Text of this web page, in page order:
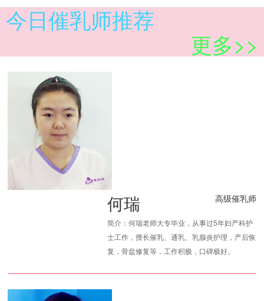
今日催乳师推荐
更多>>
何瑞 高级催乳师
简介：何瑞老师大专毕业，从事过5年妇产科护
士工作，擅长催乳、通乳、乳腺炎护理，产后恢
复，骨盆修复等，工作积极，口碑极好。